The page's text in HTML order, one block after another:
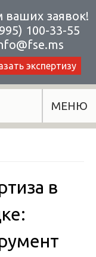
заявок!
100-33-55
экспертизу
МЕНЮ
в